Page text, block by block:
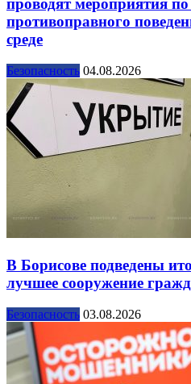
проводят мероприятия
противоправного
среде
Безопасность 04.08.2026
В Борисове подведены
лучшее сооружение
Безопасность 03.08.2026